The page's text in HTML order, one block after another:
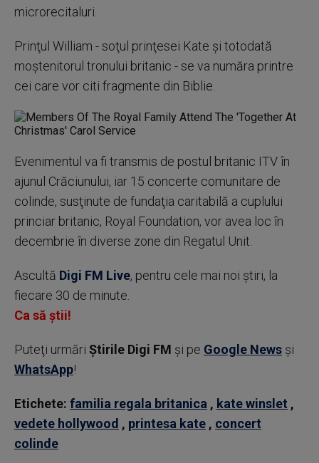
microrecitaluri.
Prinţul William - soţul prinţesei Kate şi totodată
moştenitorul tronului britanic - se va număra printre
cei care vor citi fragmente din Biblie.
Evenimentul va fi transmis de postul britanic ITV în
ajunul Crăciunului, iar 15 concerte comunitare de
colinde, susţinute de fundaţia caritabilă a cuplului
princiar britanic, Royal Foundation, vor avea loc în
decembrie în diverse zone din Regatul Unit.
Ascultă Digi FM Live, pentru cele mai noi știri, la
fiecare 30 de minute.
Ca să știi!
Puteţi urmări Știrile Digi FM şi pe Google News şi
WhatsApp!
Etichete: familia regala britanica , kate winslet ,
vedete hollywood , printesa kate , concert
colinde